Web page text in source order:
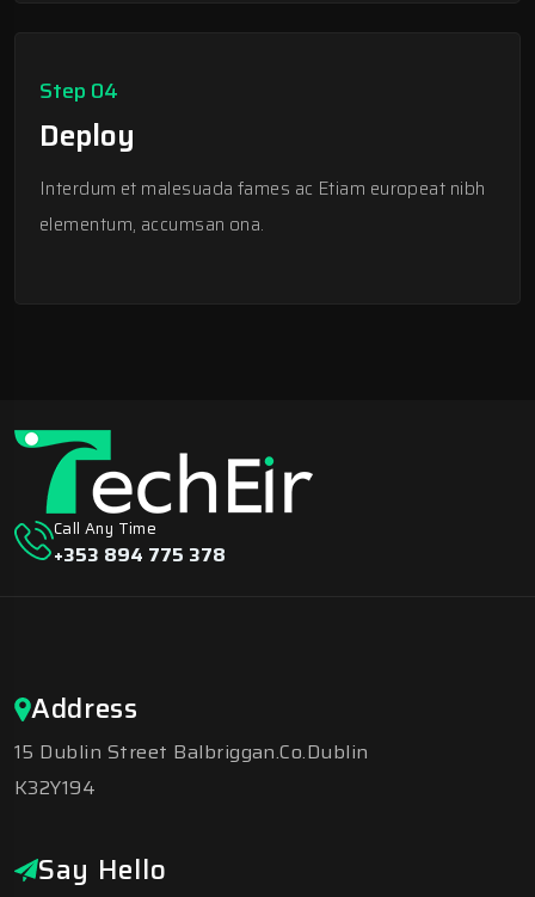
Step 04
Deploy
Interdum et malesuada fames ac Etiam europeat nibh
elementum, accumsan ona.
Call Any Time
+353 894 775 378
Address
15 Dublin Street Balbriggan.Co.Dublin
K32Y194
Say Hello